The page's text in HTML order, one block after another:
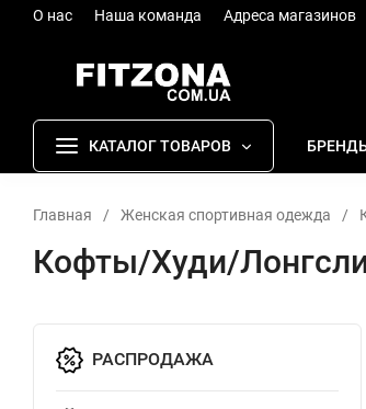
О нас Наша команда Адреса магазинов
КАТАЛОГ ТОВАРОВ
Главная / Женская спортивная одежда /
Кофты/Худи/
РАСПРОДАЖА